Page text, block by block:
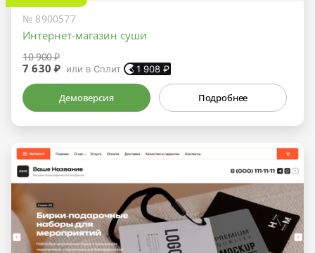
№ 8900577
Интернет-магазин суши
10 900 ₽
7 630 ₽ или в Сплит 1 908 ₽
Демоверсия Подробнее